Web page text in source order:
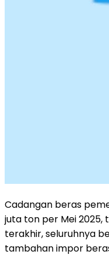
Cadangan beras
juta ton per Mei
terakhir, seluruhnya
tambahan impor